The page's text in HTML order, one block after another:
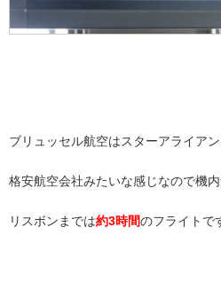
ブリュッセル航空はスターアライア
格安航空会社みたいな感じなので機内
リスボンまでは約3時間のフライトで